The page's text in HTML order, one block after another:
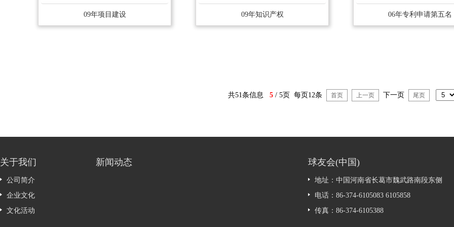
09年项目建设 09年知识产权 06年专利申请第五名
共51条信息 5 / 5页 每页12条 首页 上一页 下一页 尾页
关于我们
公司简介
企业文化
文化活动
新闻动态 球友会(中国)
地址：中国河南省长葛市魏武路南段东侧
电话：86-374-6105083 6105858
传真：86-374-6105388